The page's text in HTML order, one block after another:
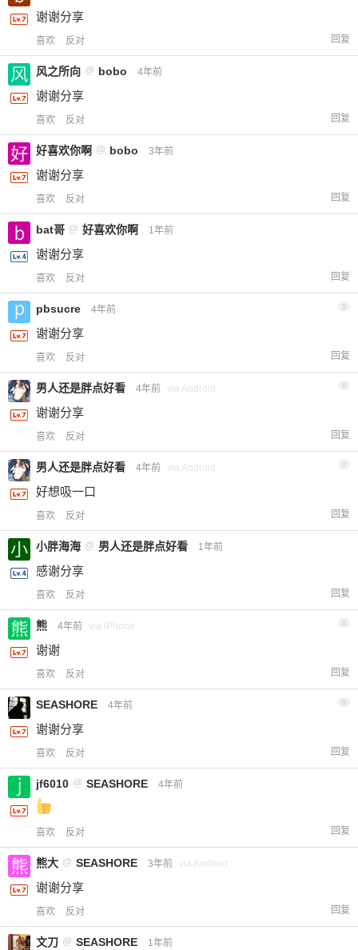
谢谢分享
喜欢 反对 回复
风之所向 @ bobo 4年前
谢谢分享
喜欢 反对 回复
好喜欢你啊 @ bobo 3年前
谢谢分享
喜欢 反对 回复
bat哥 @ 好喜欢你啊 1年前
谢谢分享
喜欢 反对 回复
pbsucre 4年前 5
谢谢分享
喜欢 反对 回复
男人还是胖点好看 4年前 via Android 6
谢谢分享
喜欢 反对 回复
男人还是胖点好看 4年前 via Android 7
好想吸一口
喜欢 反对 回复
小胖海海 @ 男人还是胖点好看 1年前
感谢分享
喜欢 反对 回复
熊 4年前 via iPhone
谢谢
喜欢 反对 回复
SEASHORE 4年前 9
谢谢分享
喜欢 反对 回复
jf6010 @ SEASHORE 4年前
喜欢 反对 回复
熊大 @ SEASHORE 3年前 via Android
谢谢分享
喜欢 反对 回复
文刀 @ SEASHORE 1年前